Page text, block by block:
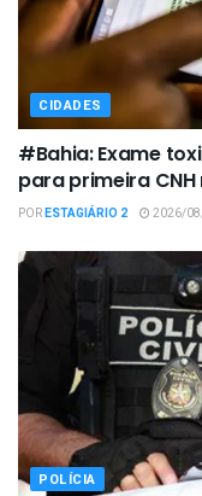
CIDADES
#Bahia: Exame
para primeira
PORESTAGIÁRIO 2 2026/
POLÍCIA